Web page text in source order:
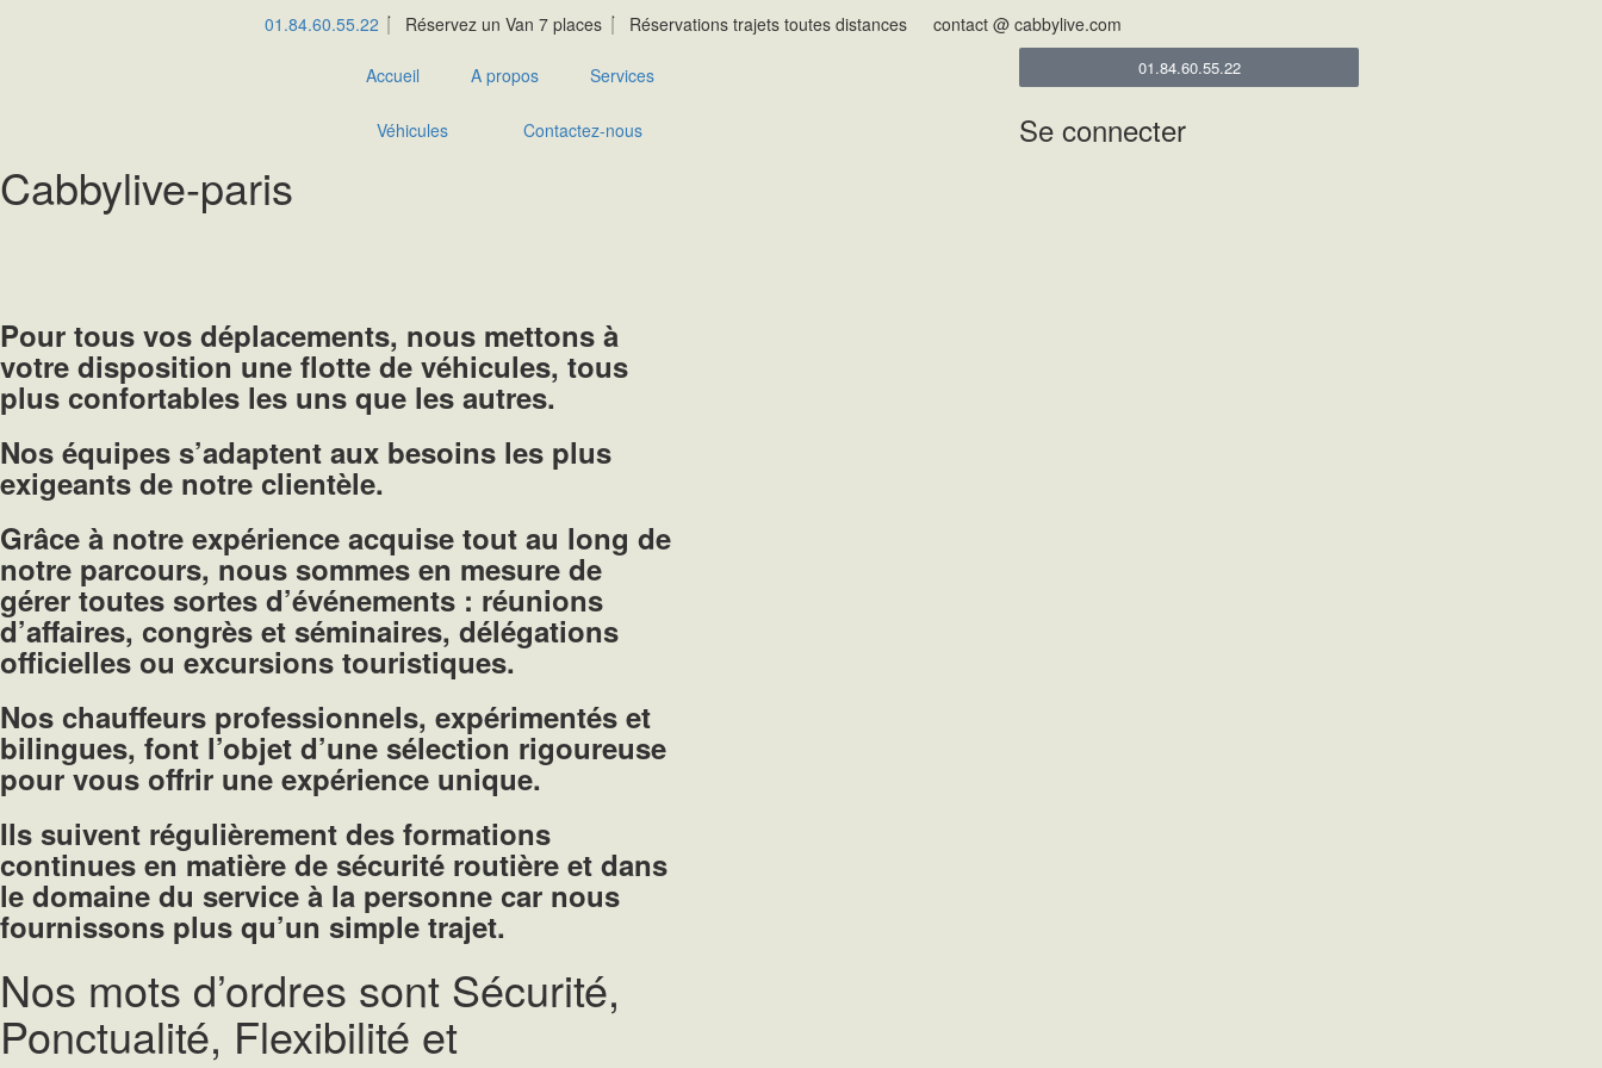
01.84.60.55.22 Réservez un Van 7 places Réservations trajets toutes distances contact @ cabbylive.com
Accueil A propos Services
Véhicules Contactez-nous
01.84.60.55.22
Se connecter
Cabbylive-paris
Pour tous vos déplacements, nous mettons à
votre disposition une flotte de véhicules, tous
plus confortables les uns que les autres.
Nos équipes s’adaptent aux besoins les plus
exigeants de notre clientèle.
Grâce à notre expérience acquise tout au long de
notre parcours, nous sommes en mesure de
gérer toutes sortes d’événements : réunions
d’affaires, congrès et séminaires, délégations
officielles ou excursions touristiques.
Nos chauffeurs professionnels, expérimentés et
bilingues, font l’objet d’une sélection rigoureuse
pour vous offrir une expérience unique.
Ils suivent régulièrement des formations
continues en matière de sécurité routière et dans
le domaine du service à la personne car nous
fournissons plus qu’un simple trajet.
Nos mots d’ordres sont Sécurité,
Ponctualité, Flexibilité et